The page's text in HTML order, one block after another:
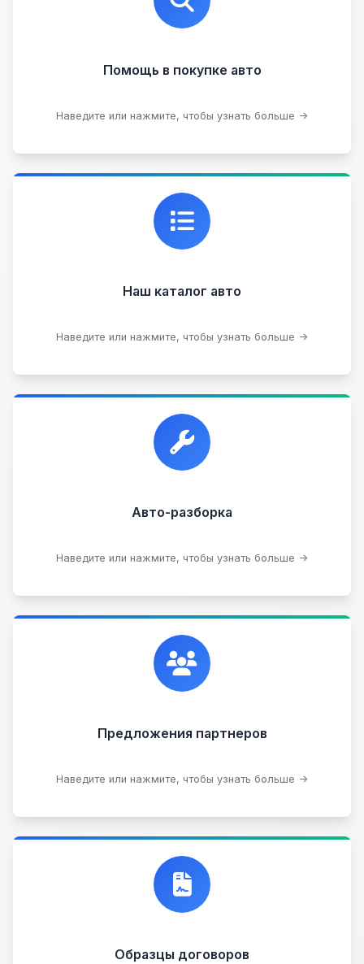
Помощь в покупке авто
Наведите или нажмите, чтобы узнать больше →
юридической чистоты.
Подобрать авто
Наш каталог авто
Наведите или нажмите, чтобы узнать больше →
Каталог проверенных автомобилей в отличном
состоянии, где вы можете найти подробную
информацию о каждом авто.
Посмотреть каталог
Авто-разборка
Наведите или нажмите, чтобы узнать больше →
Прием автомобилей для разборки на запчасти в
любом состоянии.
Сдать на разборку
Предложения партнеров
Наведите или нажмите, чтобы узнать больше →
Сотрудничаем с лучшими организациями. Если у
вас есть интересные идеи, мы всегда открыты к
сотрудничеству.
Стать партнером
Образцы договоров
Договор купли-продажи